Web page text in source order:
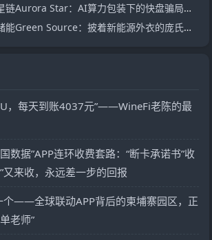
Star：AI算力包装下的快盘骗局，认购即入坑
：披着新能源外衣的庞氏传销盘，8月千人大会就是收割信号
，每天到账4037元”——WineFi老陈的最
数据”APP连环收费套路：“断卡承诺书”收
又来收，永远差一步的回报
个——全球联动APP背后的柬埔寨园区，正
老师”